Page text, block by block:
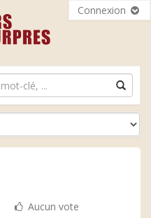
Connexion
Aucun vote